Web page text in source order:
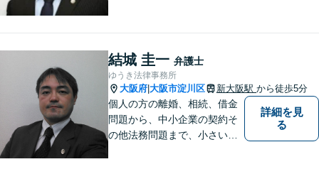
ngoshi.com/
結城 圭一 弁護士
ゆうき法律事務所
大阪府 大阪市淀川区 新大阪駅 から徒歩5分
個人の方の離婚、相続、借金
問題から、中小企業の契約そ
の他法務問題まで、小さい事
詳細を見
る